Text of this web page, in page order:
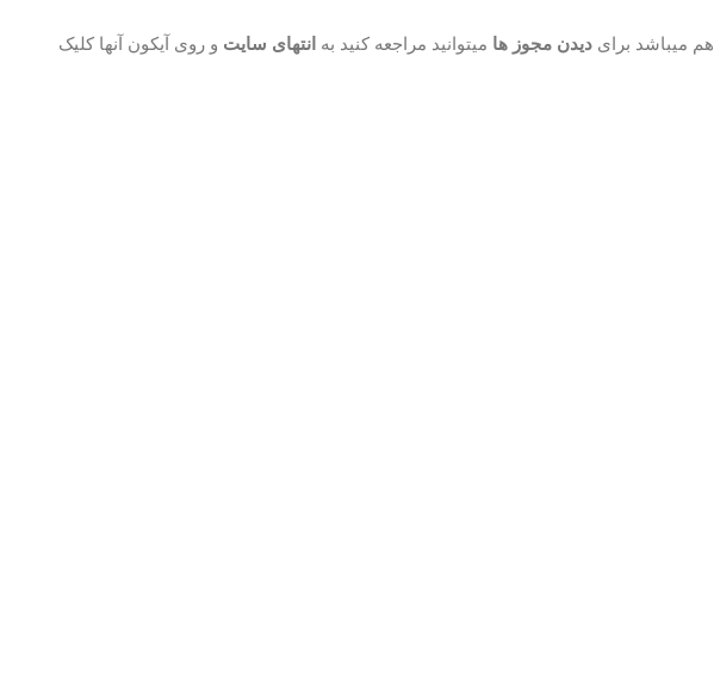
هم میباشد برای دیدن مجوز ها میتوانید مراجعه کنید به انتهای سایت و روی آیکون آنها کلیک